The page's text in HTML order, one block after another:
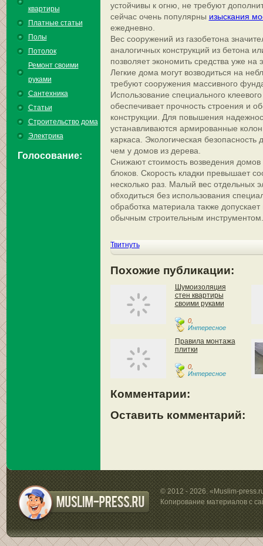
квартиры
Платные статьи
Полы
Потолок
Ремонт своими
руками
Сантехника
Статьи
Строительство дома
Электрика
Голосование:
устойчивы к огню, не требуют
сейчас очень популярны изыскания
ежедневно.
Вес сооружений из газобетона
аналогичных конструкций из бетона
позволяет экономить средства уже
Легкие дома могут возводиться на
требуют сооружения массивного
Использование специального
обеспечивает прочность строения и
конструкции. Для повышения
устанавливаются армированные
каркаса. Экологическая
чем у домов из дерева.
Снижают стоимость возведения
блоков. Скорость кладки превышает
несколько раз. Малый вес отдельных
обходиться без использования
обработка материала также
обычным строительным инструментом.
Твитнуть
Похожие публикации:
Шумоизоляция
стен квартиры
своими руками
0,
Интересное
Правила монтажа
плитки
0,
Интересное
Комментарии:
Оставить комментарий:
© 2012 - 2026. «Muslim-
Копирование материалов с